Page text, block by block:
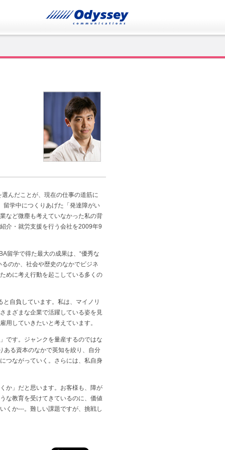
んだことが、現在の仕事の道筋に
留学中につくりあげた「発達障がい
など微塵も考えていなかった私の背
介・就労支援を行う会社を2009年9
留学で得た最大の成果は、“優秀な
のか、社会や歴史のなかでビジネ
めに考え行動を起こしている多くの
自負しています。私は、マイノリ
まざまな企業で活躍している姿を見
用していきたいと考えています。
です。ジャンクを量産するのではな
ある資本のなかで英知を絞り、自分
つながっていく。さらには、私自身
か」だと思います。お客様も、障が
な教育を受けてきているのに、価値
くか---。難しい課題ですが、挑戦し